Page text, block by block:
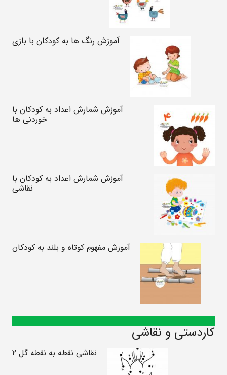
آموزش رنگ ها به کودکان با بازی
آموزش شمارش اعداد به کودکان با
خوردنی ها
آموزش شمارش اعداد به کودکان با
نقاشی
آموزش مفهوم کوتاه و بلند به کودکان
کاردستی و نقاشی
نقاشی نقطه به نقطه گل ۲